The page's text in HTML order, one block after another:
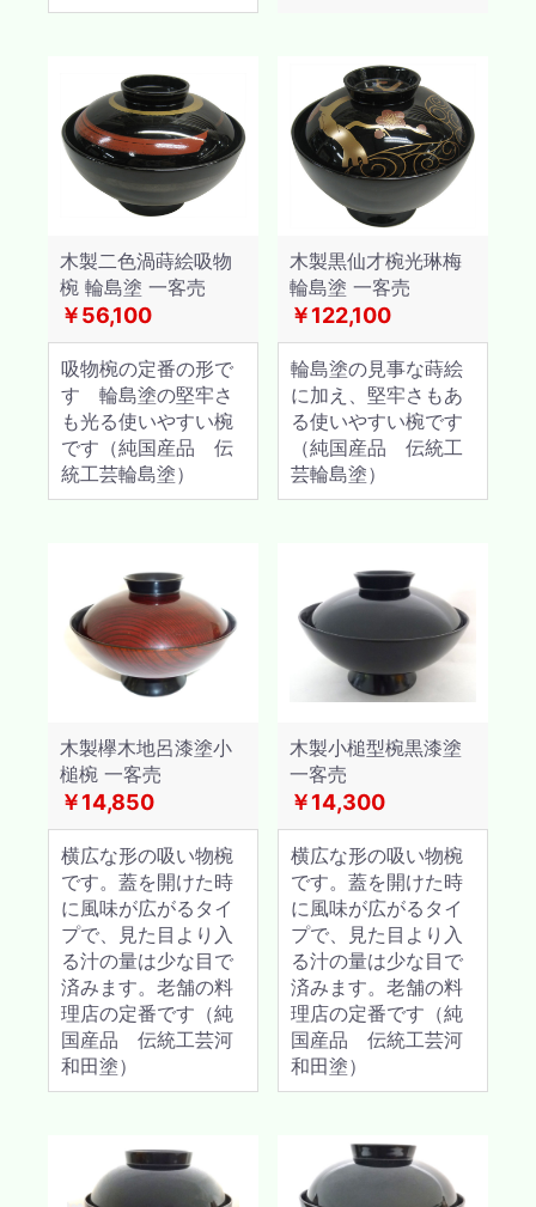
木製二色渦蒔絵吸物
椀 輪島塗 一客売
￥56,100
吸物椀の定番の形で
す 輪島塗の堅牢さ
も光る使いやすい椀
です（純国産品 伝
統工芸輪島塗）
木製黒仙才椀光琳梅
輪島塗 一客売
￥122,100
輪島塗の見事な蒔絵
に加え、堅牢さもあ
る使いやすい椀です
（純国産品 伝統工
芸輪島塗）
木製欅木地呂漆塗小
槌椀 一客売
￥14,850
横広な形の吸い物椀
です。蓋を開けた時
に風味が広がるタイ
プで、見た目より入
る汁の量は少な目で
済みます。老舗の料
理店の定番です（純
国産品 伝統工芸河
和田塗）
木製小槌型椀黒漆塗
一客売
￥14,300
横広な形の吸い物椀
です。蓋を開けた時
に風味が広がるタイ
プで、見た目より入
る汁の量は少な目で
済みます。老舗の料
理店の定番です（純
国産品 伝統工芸河
和田塗）